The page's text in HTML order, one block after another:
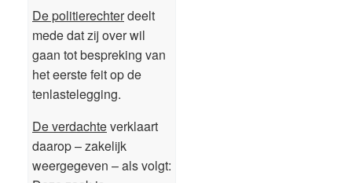
De politierechterdeelt
mede dat zij over wil
gaan tot bespreking van
het eerste feit op de
tenlastelegging.
De verdachteverklaart
daarop – zakelijk
weergegeven – als volgt: